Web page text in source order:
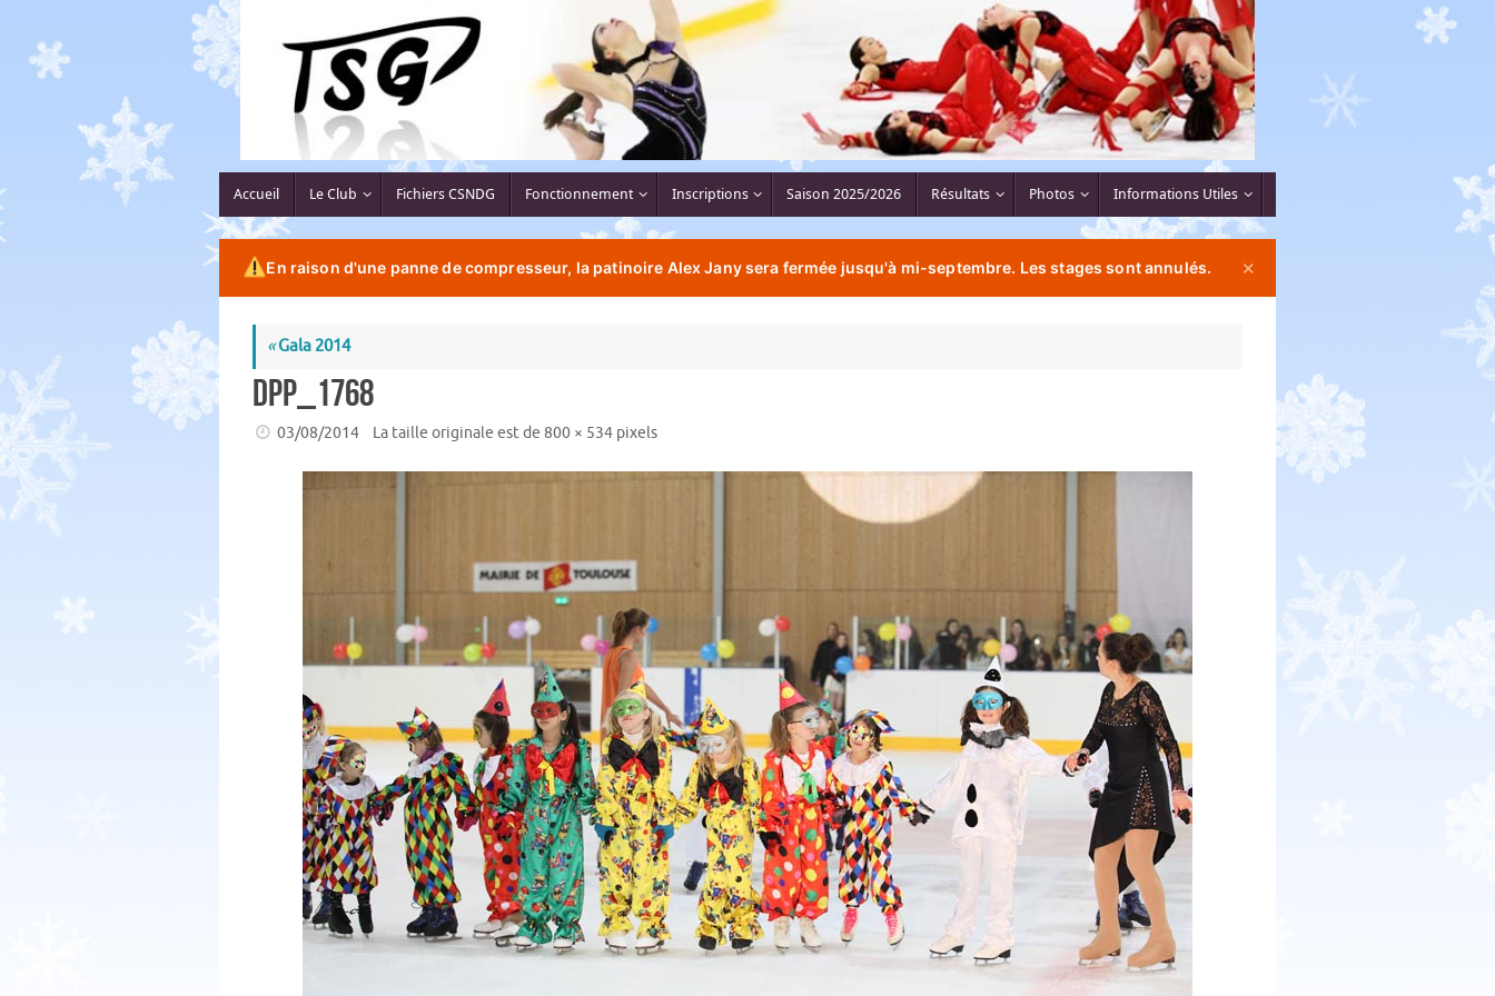
contenu
contenu
Accueil Le Club Fichiers CSNDG Fonctionnement Inscriptions Saison 2025/2026 Résultats Photos Informations Utiles
En raison d'une panne de compresseur, la patinoire Alex Jany sera fermée jusqu'à mi-septembre. Les stages sont annulés. ✕
«Gala 2014
DPP_1768
03/08/2014 La taille originale est de800 × 534 pixels